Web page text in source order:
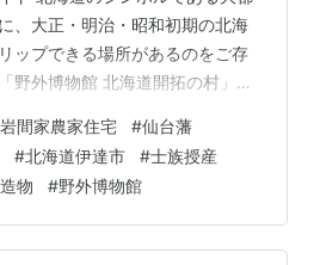
、大正・明治・昭和初期の北海
ップできる場所があるのをご存
野外博物館 北海道開拓の村」で
ら移築・復元された52棟の歴史
。ここは単に古い建物を眺める
々の汗、涙、そして力強い暮ら
生きた博物館」です。 今回は、
しむための見どころと魅力を、
間家農家住宅 #仙台藩
#北海道伊達市 #士族授産
物 #野外博物館